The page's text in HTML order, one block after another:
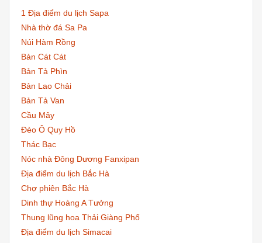
1 Địa điểm du lịch Sapa
Nhà thờ đá Sa Pa
Núi Hàm Rồng
Bản Cát Cát
Bản Tả Phìn
Bản Lao Chải
Bản Tả Van
Cầu Mây
Đèo Ô Quy Hồ
Thác Bạc
Nóc nhà Đông Dương Fanxipan
Địa điểm du lịch Bắc Hà
Chợ phiên Bắc Hà
Dinh thự Hoàng A Tưởng
Thung lũng hoa Thải Giàng Phố
Địa điểm du lịch Simacai